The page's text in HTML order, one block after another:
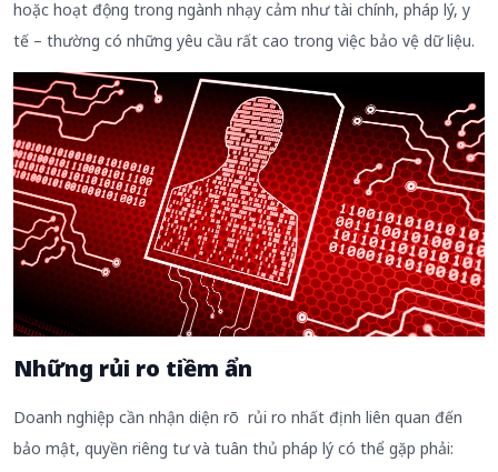
hoặc hoạt động trong ngành nhạy cảm như tài chính, pháp lý, y
tế – thường có những yêu cầu rất cao trong việc bảo vệ dữ liệu.
Những rủi ro tiềm ẩn
Doanh nghiệp cần nhận diện rõ rủi ro nhất định liên quan đến
bảo mật, quyền riêng tư và tuân thủ pháp lý có thể gặp phải: